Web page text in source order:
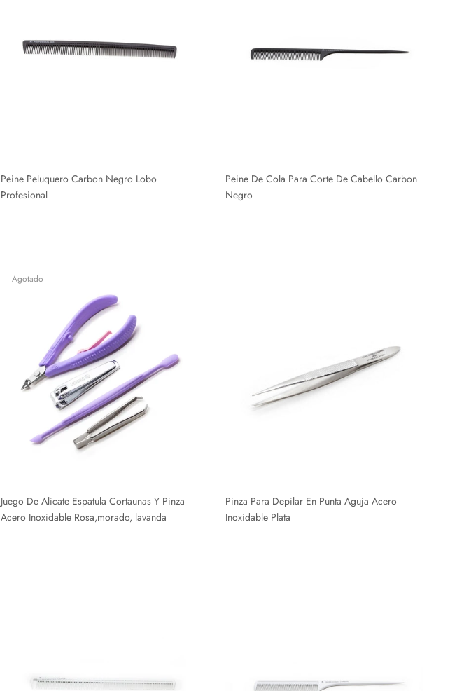
Peine Peluquero Carbon Negro Lobo
Profesional
Peine De Cola Para Corte De Cabello Carbon
Negro
Agotado
Juego De Alicate Espatula Cortaunas Y Pinza
Acero Inoxidable Rosa,morado, lavanda
Pinza Para Depilar En Punta Aguja Acero
Inoxidable Plata